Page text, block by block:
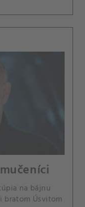
na bájnu
bratom Úsvitom